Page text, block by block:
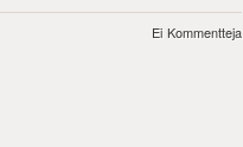
Ei Kommentteja